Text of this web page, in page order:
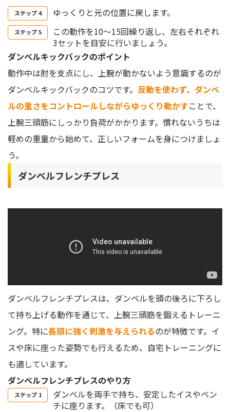
ゆっくりと元の位置に戻します。
この動作を10〜15回繰り返し、左右それぞれ
3セットを目安に行いましょう。
ダンベルキックバックのポイント
動作中は肘を支点にし、上腕が動かないよう意識するのが
ダンベルキックバックのコツです。 反動を使わず、ダンベ
ルの重さをコントロールしながらゆっくり動かすことで、
上腕三頭筋にしっかり負荷がかかります。慣れないうちは
軽めの重量から始めて、正しいフォームを身につけましょ
う。
ダンベルフレンチプレス
ダンベルフレンチプレスは、ダンベルを頭の後ろに下ろし
て持ち上げる動作を通じて、上腕三頭筋を鍛えるトレーニ
ング。特に長頭に強く刺激を与えられるのが特徴です。イ
スや床に座った姿勢でも行えるため、自宅トレーニングに
も適しています。
ダンベルフレンチプレスのやり方
ダンベルを両手で持ち、安定したイスやベン
チに座ります。（床でも可）